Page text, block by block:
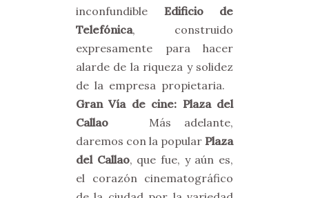
inconfundible Edificio de
Telefónica, construido
expresamente para hacer
alarde de la riqueza y solidez
de la empresa propietaria.
Gran Vía de cine: Plaza del
Callao Más adelante,
daremos con la popular Plaza
del Callao, que fue, y aún es,
el corazón cinematográfico